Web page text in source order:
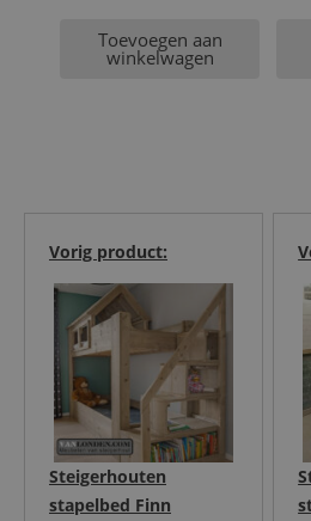
Toevoegen aan
winkelwagen
Vorig product:
Steigerhouten
stapelbed Finn